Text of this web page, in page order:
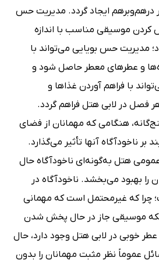
درهم‌وبرهم ایجاد گردد. مدیریت حس
کردن موسیقی مناسب با اندازه
مدیریت حس بویایی می‌تواند با
و عطرهای معطر حاصل شود و
با فراهم آوردن غذاها و
فصل در لابی هتل فراهم گردد.
هنگامی که مهمانان از فضای
ناخودآگاه آنها تأثیر می‌گذارد.
هتل به‌گونه‌ای ناخودآگاه حال
بهبود می‌بخشد. ناخودآگاه در
چرا که غیرمحتمل است که مهمانی
موسیقی جاز در حال پخش شدن
خوبی در لابی هتل وجود دارد، حال
عموماً نظر مثبت مهمانان را بدون